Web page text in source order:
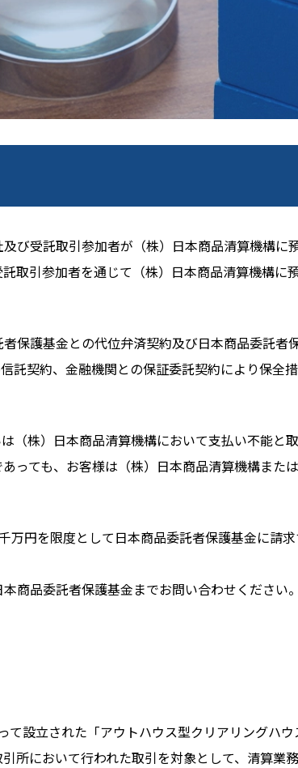
受託取引参加者が（株）日本商品清算機構に
取引参加者を通じて（株）日本商品清算機構に
保護基金との代位弁済契約及び日本商品委託者
託契約、金融機関との保証委託契約により保全
（株）日本商品清算機構において支払い不能と
っても、お客様は（株）日本商品清算機構また
円を限度として日本商品委託者保護基金に請
商品委託者保護基金までお問い合わせください。
設立された「アウトハウス型クリアリングハ
所において行われた取引を対象として、清算業